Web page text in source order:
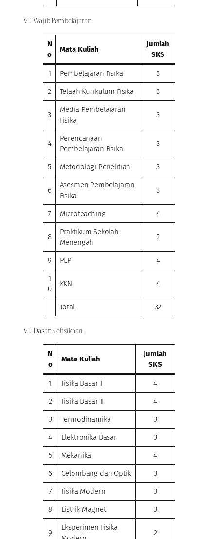
VI. Wajib Pembelajaran
N
o
Mata Kuliah
Jumlah
SKS
1 Pembelajaran Fisika 3
2 Telaah Kurikulum Fisika 3
3
Media Pembelajaran
Fisika
3
4
Perencanaan
Pembelajaran Fisika
3
5 Metodologi Penelitian 3
6
Asesmen Pembelajaran
Fisika
3
7 Microteaching 4
8
Praktikum Sekolah
Menengah
2
9 PLP 4
1
0
KKN 4
Total 32
VI. Dasar Kefisikaan
N
o
Mata Kuliah
Jumlah
SKS
1 Fisika Dasar I 4
2 Fisika Dasar II 4
3 Termodinamika 3
4 Elektronika Dasar 3
5 Mekanika 4
6 Gelombang dan Optik 3
7 Fisika Modern 3
8 Listrik Magnet 3
9
Eksperimen Fisika
2